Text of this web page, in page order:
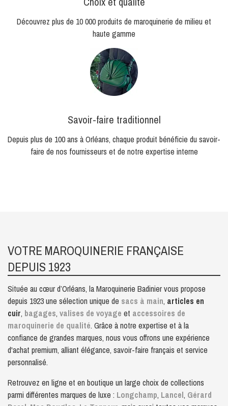
Découvrez plus de 10 000 produits de maroquinerie de milieu et
haute gamme
Savoir-faire traditionnel
Depuis plus de 100 ans à Orléans, chaque produit bénéficie du savoir-
faire de nos fournisseurs et de notre expertise interne
VOTRE MAROQUINERIE FRANÇAISE
DEPUIS 1923
Située au cœur d’Orléans, la Maroquinerie Badinier vous propose
depuis 1923 une sélection unique de sacs à main, articles en
cuir, bagages, valises de voyage et accessoires de
maroquinerie de qualité. Grâce à notre expertise et à la
confiance de grandes marques, nous vous offrons une expérience
d'achat premium, alliant élégance, savoir-faire français et service
personnalisé.
Retrouvez en ligne et en boutique un large choix de collections
parmi différentes marques de luxe : Longchamp, Lancel, Gérard